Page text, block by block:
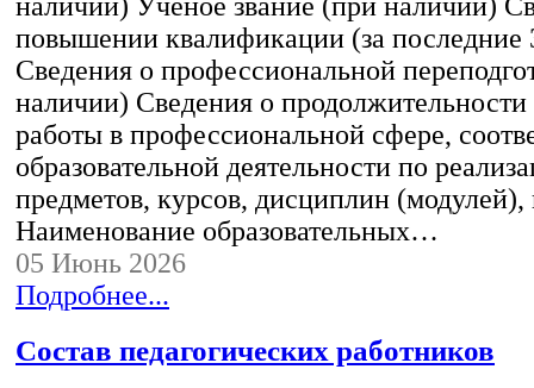
повышении квалификации (за последние
Сведения о профессиональной
наличии) Сведения о
работы в профессиональной сфере,
образовательной деятельности по
предметов, курсов, дисциплин (модулей),
Наименование образовательных…
05 Июнь 2026
Подробнее...
Состав педагогических работников